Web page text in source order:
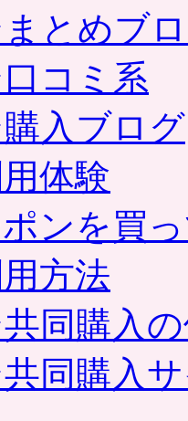
とめブ
コミ系
入ブログ
体験
ンを買
方法
同購入
同購入